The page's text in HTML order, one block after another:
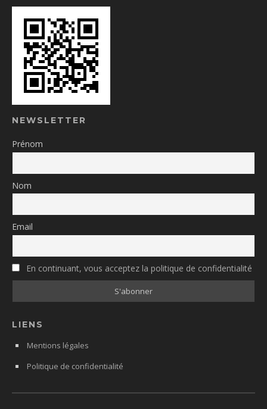
NEWSLETTER
Prénom
Nom
Email
En continuant, vous acceptez la politique de confidentialité
LIENS
Mentions légales
Politique de confidentialité